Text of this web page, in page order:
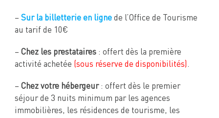
– Sur la billetterie en ligne de l’Office de Tourisme
au tarif de 10€
– Chez les prestataires : offert dès la première
activité achetée (sous réserve de disponibilités).
– Chez votre hébergeur : offert dès le premier
séjour de 3 nuits minimum par les agences
immobilières, les résidences de tourisme, les